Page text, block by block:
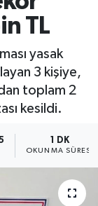
TL
yasak
3 kişiye,
toplam 2
kesildi.
1 DK
OKUNMA SÜRESI